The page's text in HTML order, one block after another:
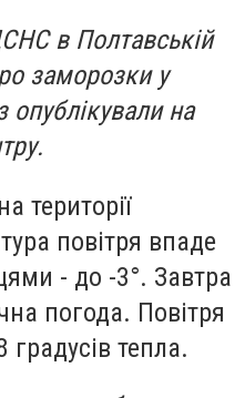
в Полтавській
заморозки у
опублікували на
території
повітря впаде
- до -3°. Завтра
погода. Повітря
градусів тепла.